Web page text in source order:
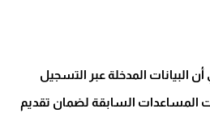
أن البيانات المدخلة عبر التسجيل
المساعدات السابقة لضمان تقديم